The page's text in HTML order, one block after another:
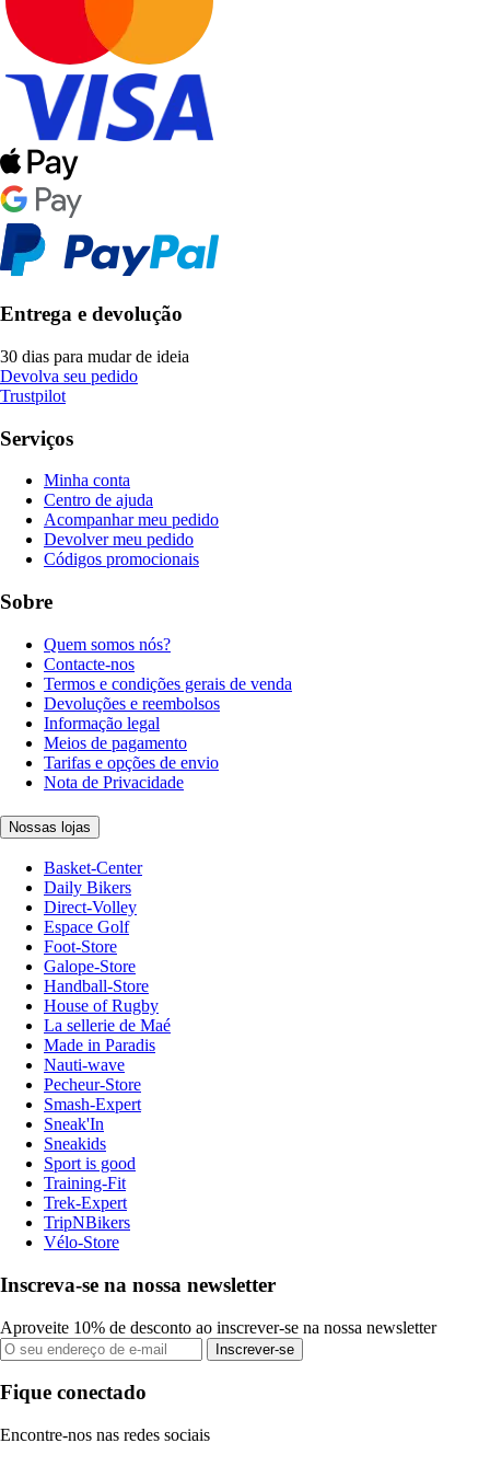
Entrega e devolução
30 dias para mudar de ideia
Devolva seu pedido
Trustpilot
Serviços
Minha conta
Centro de ajuda
Acompanhar meu pedido
Devolver meu pedido
Códigos promocionais
Sobre
Quem somos nós?
Contacte-nos
Termos e condições gerais de venda
Devoluções e reembolsos
Informação legal
Meios de pagamento
Tarifas e opções de envio
Nota de Privacidade
Nossas lojas
Basket-Center
Daily Bikers
Direct-Volley
Espace Golf
Foot-Store
Galope-Store
Handball-Store
House of Rugby
La sellerie de Maé
Made in Paradis
Nauti-wave
Pecheur-Store
Smash-Expert
Sneak'In
Sneakids
Sport is good
Training-Fit
Trek-Expert
TripNBikers
Vélo-Store
Inscreva-se na nossa newsletter
Aproveite 10% de desconto ao inscrever-se na nossa newsletter
Inscrever-se
Fique conectado
Encontre-nos nas redes sociais